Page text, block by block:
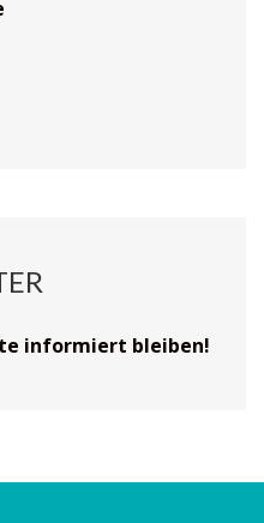
informiert bleiben!